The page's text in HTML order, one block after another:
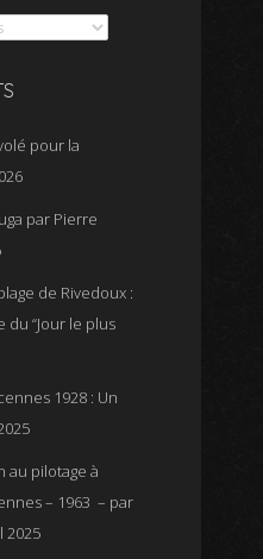
pour la
par Pierre
de Rivedoux :
“Jour le plus
1928 : Un
au pilotage à
– 1963 – par
2025